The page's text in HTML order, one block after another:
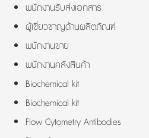
พนักงานรับส่งเอกสาร
ผู้เชี่ยวชาญด้านผลิตภัณฑ์
พนักงานขาย
พนักงานคลังสินค้า
Biochemical kit
Biochemical kit
Flow Cytometry Antibodies